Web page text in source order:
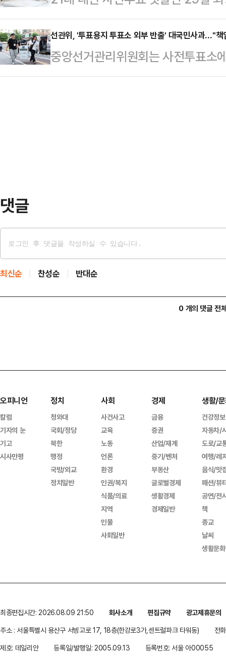
이면 학창 시절에 열…
코엑스 앞에서 열린 이 후보의 유세
만나 이 같이 말했다.김 전 위원장
이) 꽤 많이 나올 것"이라며 "지금
기록했다.사전투표가 전국단위 선
사전투표율 기준으로는 최고치다.
6시부터 오후 6시까지 진행된 사
운데 869만1711명이 투표를 마
선관위, '투표용지 투표소 외부 반출' 대국민사과…"책
중앙선거관리위원회는 사전투표소
"투표소 현장 사무 인력의 잘못도
댓글
최신순 찬성순 반대순
0 개의 댓글 전
오피니언
칼럼
기자의 눈
기고
시사만평
정치
청와대
국회/정당
북한
행정
국방/외교
정치일반
사회
사건사고
교육
노동
언론
환경
인권/복지
식품/의료
지역
인물
사회일반
경제
금융
증권
산업/재계
중기/벤처
부동산
글로벌경제
생활경제
경제일반
생활/
건강정보
자동차/
도로/교
여행/레
음식/맛
패션/뷰
공연/전
책
종교
날씨
생활문
최종편집시간: 2026.08.09 21:50 회사소개 편집규약
광고제휴문의
주소 : 서울특별시 용산구 서빙고로 17, 18층(한강로3가,센트럴파크 타워동)
전
제호: 데일리안
등록일/발행일: 2005.09.13 등록번호: 서울 아00055